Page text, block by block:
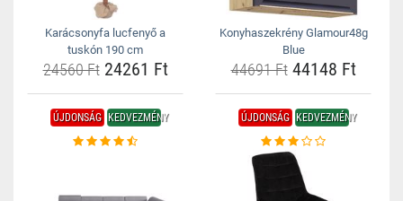
Karácsonyfa lucfenyő a
tuskón 190 cm
24560 Ft24261 Ft
Konyhaszekrény Glamour48g
Blue
44691 Ft44148 Ft
ÚJDONSÁG KEDVEZMÉNY ÚJDONSÁG KEDVEZMÉNY